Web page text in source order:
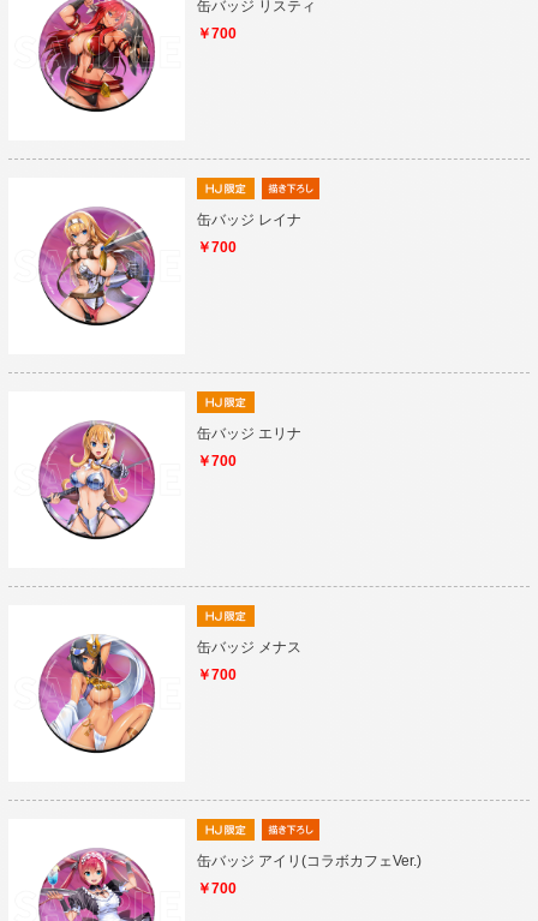
缶バッジ リスティ
￥700
缶バッジ レイナ
￥700
缶バッジ エリナ
￥700
缶バッジ メナス
￥700
缶バッジ アイリ(コラボカフェVer.)
￥700